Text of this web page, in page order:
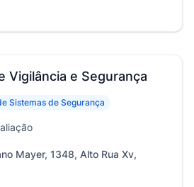
Vigilância e Segurança
Sistemas de Segurança
Mayer, 1348, Alto Rua Xv,